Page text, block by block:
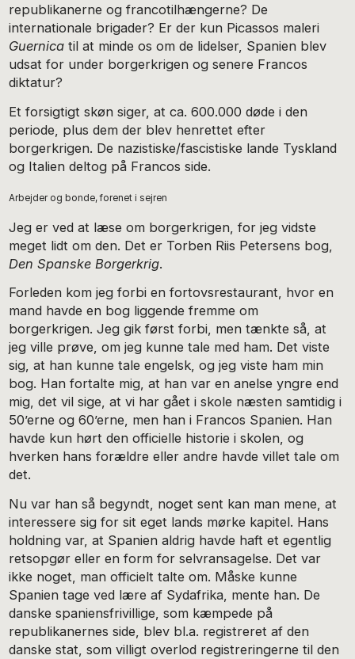
republikanerne og francotilhængerne? De
internationale brigader? Er der kun Picassos maleri
Guernica til at minde os om de lidelser, Spanien blev
udsat for under borgerkrigen og senere Francos
diktatur?
Et forsigtigt skøn siger, at ca. 600.000 døde i den
periode, plus dem der blev henrettet efter
borgerkrigen. De nazistiske/fascistiske lande Tyskland
og Italien deltog på Francos side.
Arbejder og bonde, forenet i sejren
Jeg er ved at læse om borgerkrigen, for jeg vidste
meget lidt om den. Det er Torben Riis Petersens bog,
Den Spanske Borgerkrig.
Forleden kom jeg forbi en fortovsrestaurant, hvor en
mand havde en bog liggende fremme om
borgerkrigen. Jeg gik først forbi, men tænkte så, at
jeg ville prøve, om jeg kunne tale med ham. Det viste
sig, at han kunne tale engelsk, og jeg viste ham min
bog. Han fortalte mig, at han var en anelse yngre end
mig, det vil sige, at vi har gået i skole næsten samtidig i
50’erne og 60’erne, men han i Francos Spanien. Han
havde kun hørt den officielle historie i skolen, og
hverken hans forældre eller andre havde villet tale om
det.
Nu var han så begyndt, noget sent kan man mene, at
interessere sig for sit eget lands mørke kapitel. Hans
holdning var, at Spanien aldrig havde haft et egentlig
retsopgør eller en form for selvransagelse. Det var
ikke noget, man officielt talte om. Måske kunne
Spanien tage ved lære af Sydafrika, mente han. De
danske spaniensfrivillige, som kæmpede på
republikanernes side, blev bl.a. registreret af den
danske stat, som villigt overlod registreringerne til den